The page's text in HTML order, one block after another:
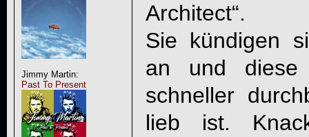
Jimmy Martin:
Past To Present
Architect“.
Sie kündigen
an und diese
schneller
lieb ist.